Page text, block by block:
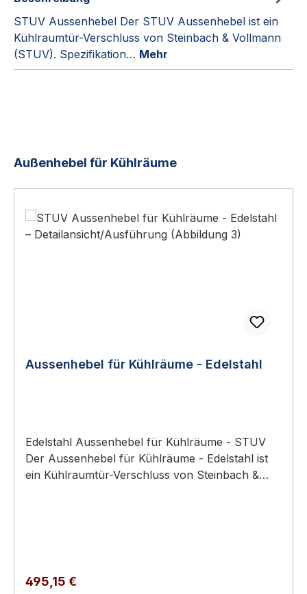
STUV Aussenhebel Der STUV Aussenhebel ist ein
Kühlraumtür-Verschluss von Steinbach & Vollmann
(STUV). Spezifikation… Mehr
Produktgalerie überspringen
Außenhebel für Kühlräume
Aussenhebel für Kühlräume - Edelstahl
Edelstahl Aussenhebel für Kühlräume - STUV
Der Aussenhebel für Kühlräume - Edelstahl ist
ein Kühlraumtür-Verschluss von Steinbach &
Technische Daten Gewicht2.36 kgDINRechts
oder LinksMaterial
Regulärer Preis:
495,15 €